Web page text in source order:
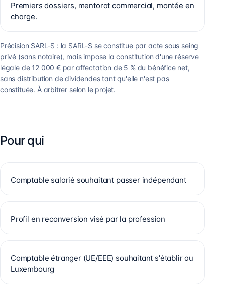
Premiers dossiers, mentorat commercial, montée en
charge.
Précision SARL-S : la SARL-S se constitue par acte sous seing
privé (sans notaire), mais impose la constitution d'une réserve
légale de 12 000 € par affectation de 5 % du bénéfice net,
sans distribution de dividendes tant qu'elle n'est pas
constituée. À arbitrer selon le projet.
Pour qui
Comptable salarié souhaitant passer indépendant
Profil en reconversion visé par la profession
Comptable étranger (UE/EEE) souhaitant s'établir au
Luxembourg